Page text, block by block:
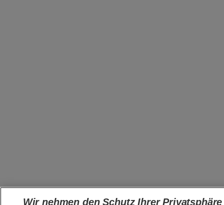
Wir nehmen den Schutz Ihrer